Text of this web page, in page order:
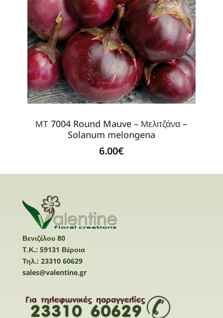
ΜΤ 7004 Round Mauve – Μελιτζάνα –
Solanum melongena
6.00€
Βενιζέλου 80
Τ.Κ.: 59131 Βέροια
Τηλ.: 23310 60629
sales@valentine.gr